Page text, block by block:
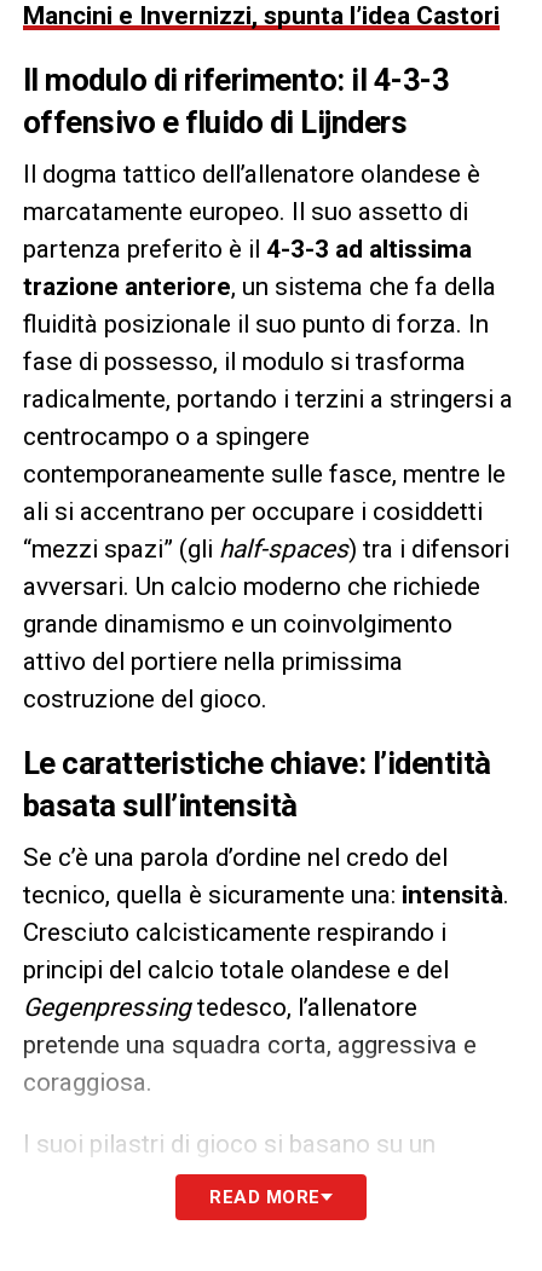
Mancini e Invernizzi, spunta l’idea Castori
Il modulo di riferimento: il 4-3-3
offensivo e fluido di Lijnders
Il dogma tattico dell’allenatore olandese è
marcatamente europeo. Il suo assetto di
partenza preferito è il 4-3-3 ad altissima
trazione anteriore, un sistema che fa della
fluidità posizionale il suo punto di forza. In
fase di possesso, il modulo si trasforma
radicalmente, portando i terzini a stringersi a
centrocampo o a spingere
contemporaneamente sulle fasce, mentre le
ali si accentrano per occupare i cosiddetti
“mezzi spazi” (gli half-spaces) tra i difensori
avversari. Un calcio moderno che richiede
grande dinamismo e un coinvolgimento
attivo del portiere nella primissima
costruzione del gioco.
Le caratteristiche chiave: l’identità
basata sull’intensità
Se c’è una parola d’ordine nel credo del
tecnico, quella è sicuramente una: intensità.
Cresciuto calcisticamente respirando i
principi del calcio totale olandese e del
Gegenpressingtedesco, l’allenatore
pretende una squadra corta, aggressiva e
coraggiosa.
I suoi pilastri di gioco si basano su un
recupero immediato del pallone entro
pochissimi secondi dalla perdita del
READ MORE